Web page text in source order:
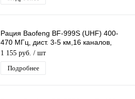
Рация Baofeng BF-999S (UHF) 400-
470 МГц, дист. 3-5 км,16 каналов,
таймер, фонарик, автосканирование
1 155 руб. / шт
Подробнее